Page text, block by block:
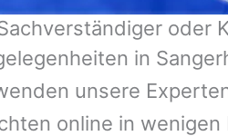
oder
in
unsere
online in